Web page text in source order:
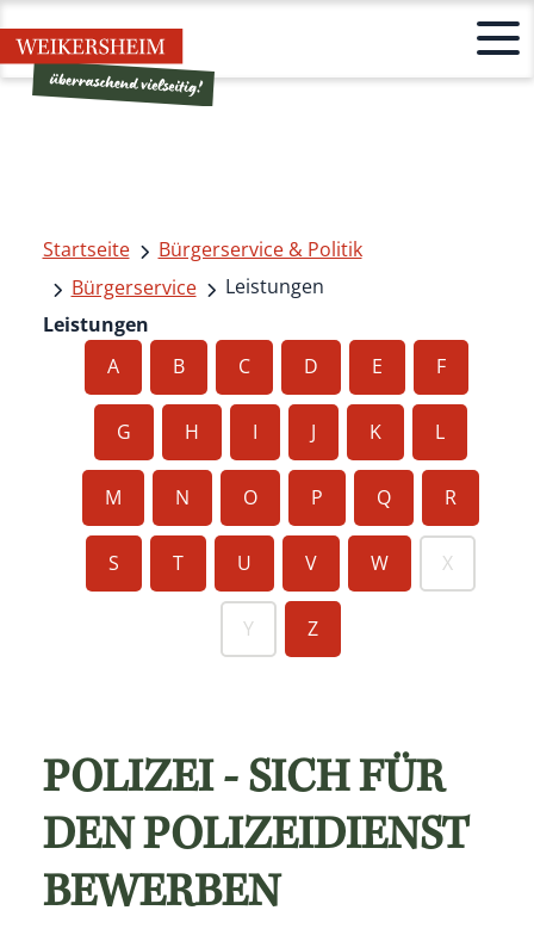
Startseite
Bürgerservice & Politik
Bürgerservice
Leistungen
Leistungen
A
B C D E F
G H I J K L
M N O P Q R
S T U V W X
Y Z
POLIZEI - SICH FÜR
DEN POLIZEIDIENST
BEWERBEN